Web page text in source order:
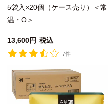
5袋入×20個（ケース売り）＜常
温・O＞
13,600 税込
7件